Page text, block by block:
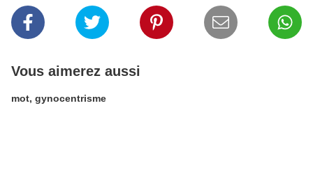
Vous aimerez aussi
mot, gynocentrisme